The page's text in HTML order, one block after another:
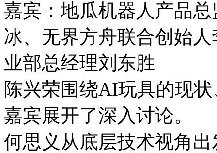
嘉宾：地瓜机器人产品
冰、无界方舟联合创始
业部总经理刘东胜
陈兴荣围绕AI玩具的现
嘉宾展开了深入讨论。
何思义从底层技术视角